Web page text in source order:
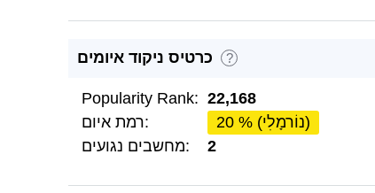
כרטיס ניקוד איומים ?
Popularity Rank: 22,168
רמת איום:
20 % (נוֹרמָלִי)
מחשבים נגועים:
2